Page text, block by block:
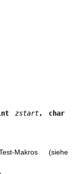
int
zstart
Makros (siehe